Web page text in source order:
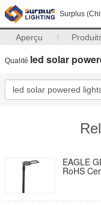
Surplus
Aperçu
Qualité led solar
EAGLE
RoHS
Avec 7